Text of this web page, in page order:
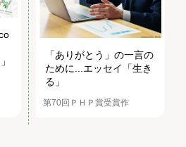
「ありがとう」の一言の
ために...エッセイ「生き
る」
第70回ＰＨＰ賞受賞作